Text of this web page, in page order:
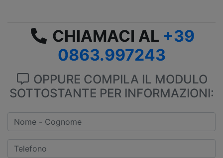
CHIAMACI AL +39
0863.997243
OPPURE COMPILA IL MODULO
SOTTOSTANTE PER INFORMAZIONI: